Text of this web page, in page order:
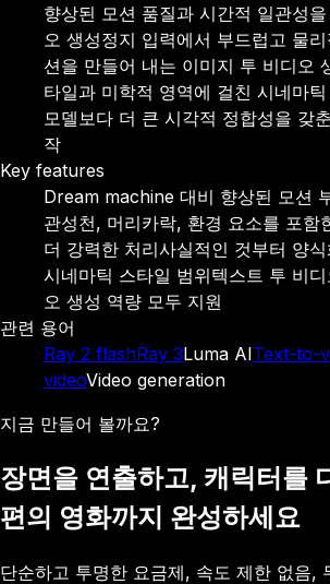
향상된 모션 품질과 시간적 일관성
오 생성정지 입력에서 부드럽고 물
션을 만들어 내는 이미지 투 비디오
타일과 미학적 영역에 걸친 시네마
모델보다 더 큰 시각적 정합성을 갖
작
Key features
Dream machine 대비 향상된 모션
관성천, 머리카락, 환경 요소를 포함
더 강력한 처리사실적인 것부터 양
시네마틱 스타일 범위텍스트 투 비
오 생성 역량 모두 지원
관련 용어
Ray 2 flashRay 3Luma AIText-to-
videoVideo generation
지금 만들어 볼까요?
장면을 연출하고, 캐릭터를
편의 영화까지 완성하세요
단순하고 투명한 요금제, 속도 제한 없음,